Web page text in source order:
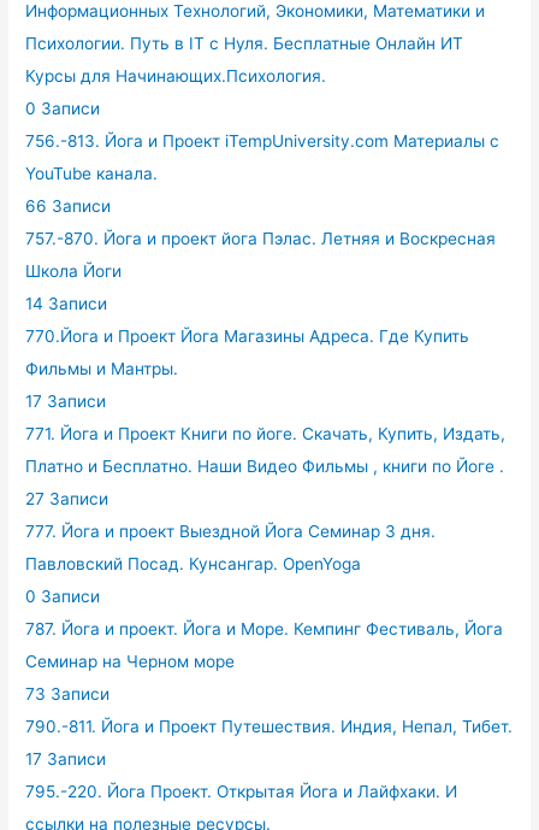
Информационных Технологий, Экономики, Математики и
Психологии. Путь в IT с Нуля. Бесплатные Онлайн ИТ
Курсы для Начинающих.Психология.
0 Записи
756.-813. Йога и Проект iTempUniversity.com Материалы с
YouTube канала.
66 Записи
757.-870. Йога и проект йога Пэлас. Летняя и Воскресная
Школа Йоги
14 Записи
770.Йога и Проект Йога Магазины Адреса. Где Купить
Фильмы и Мантры.
17 Записи
771. Йога и Проект Книги по йоге. Скачать, Купить, Издать,
Платно и Бесплатно. Наши Видео Фильмы , книги по Йоге .
27 Записи
777. Йога и проект Выездной Йога Семинар 3 дня.
Павловский Посад. Кунсангар. OpenYoga
0 Записи
787. Йога и проект. Йога и Море. Кемпинг Фестиваль, Йога
Семинар на Черном море
73 Записи
790.-811. Йога и Проект Путешествия. Индия, Непал, Тибет.
17 Записи
795.-220. Йога Проект. Открытая Йога и Лайфхаки. И
ссылки на полезные ресурсы.